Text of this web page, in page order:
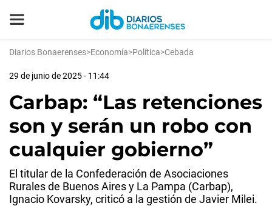
Diarios Bonaerenses>Economía>Política>Cebada
29 de junio de 2025 - 11:44
Carbap: “Las retenciones
son y serán un robo con
cualquier gobierno”
El titular de la Confederación de Asociaciones
Rurales de Buenos Aires y La Pampa (Carbap),
Ignacio Kovarsky, criticó a la gestión de Javier Milei.